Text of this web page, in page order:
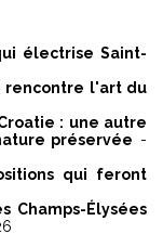
électrise Saint-
rencontre l'art du
: une autre
préservée -
qui feront
Champs-Élysées